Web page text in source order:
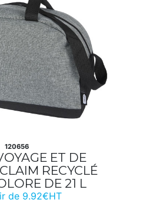
120656
ET DE
RECYCLÉ
DE 21 L
de 9.92€HT